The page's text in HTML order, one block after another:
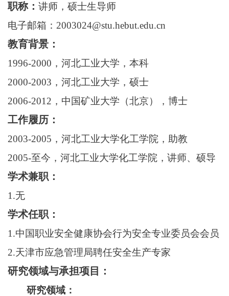
职称： 讲师，硕士生导师
电子邮箱：2003024@stu.hebut.edu.cn
教育背景：
1996-2000 ，河北工业大学，本科
2000-2003 ，河北工业大学，硕士
2006-2012 ，中国矿业大学（北京），博士
工作履历：
2003-2005 ，河北工业大学化工学院，助教
2005-至今，河北工业大学化工学院，讲师、硕导
学术兼职：
1.无
学术任职：
1.中国职业安全健康协会行为安全专业委员会会员
2.天津市应急管理局聘任安全生产专家
研究领域与承担项目：
研究领域：